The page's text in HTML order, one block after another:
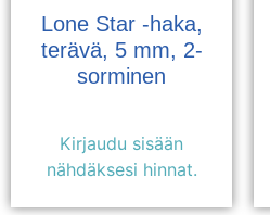
Lone Star -haka,
terävä, 5 mm, 2-
sorminen
Kirjaudu sisään
nähdäksesi hinnat.